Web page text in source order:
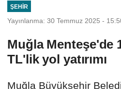
ŞEHIR
Yayınlanma: 30 Temmuz 2025 -
Muğla Menteşe'de
TL'lik yol yatırımı
Muğla Büyükşehir